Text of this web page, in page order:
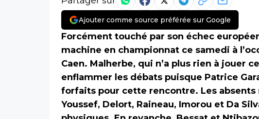
Ajouter comme source préférée sur Google
Forcément touché par son échec
machine en championnat ce samedi à
Caen. Malherbe, qui n’a plus rien à jouer
enflammer les débats puisque Patrice
forfaits pour cette rencontre. Les absents
Youssef, Delort, Raineau, Imorou et Da